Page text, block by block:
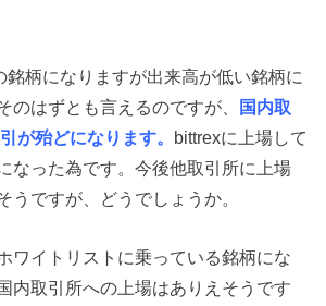
銘柄になりますが出来高が低い銘柄に
のはずとも言えるのですが、
国内取
が殆どになります。 bittrexに上場して
なった為です。今後他取引所に上場
うですが、どうでしょうか。
ワイトリストに乗っている銘柄にな
内取引所への上場はありえそうです